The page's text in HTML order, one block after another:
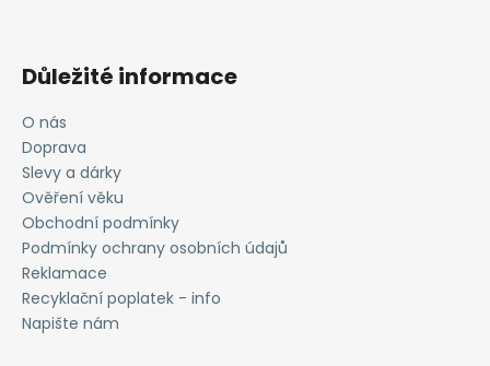
Důležité informace
O nás
Doprava
Slevy a dárky
Ověření věku
Obchodní podmínky
Podmínky ochrany osobních údajů
Reklamace
Recyklační poplatek - info
Napište nám